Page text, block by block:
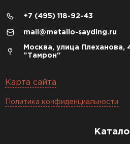
+7 (495) 118-92-43
mail@metallo-sayding.ru
Москва, улица Плеханова,
"Тамрон"
Карта сайта
Политика конфиденциальности